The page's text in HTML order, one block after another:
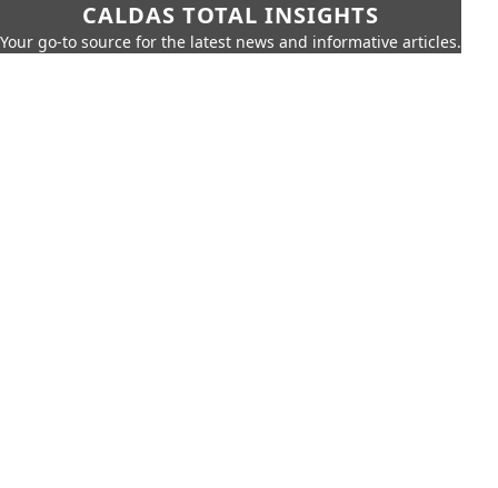
CALDAS TOTAL INSIGHTS
Your go-to source for the latest news and informative articles.